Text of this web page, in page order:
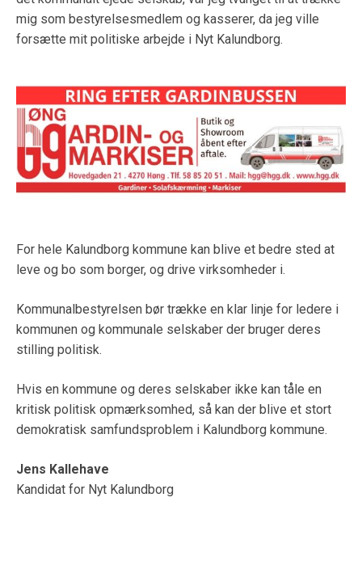
mig som bestyrelsesmedlem og kasserer, da jeg ville
forsætte mit politiske arbejde i Nyt Kalundborg.
For hele Kalundborg kommune kan blive et bedre sted at
leve og bo som borger, og drive virksomheder i.
Kommunalbestyrelsen bør trække en klar linje for ledere i
kommunen og kommunale selskaber der bruger deres
stilling politisk.
Hvis en kommune og deres selskaber ikke kan tåle en
kritisk politisk opmærksomhed, så kan der blive et stort
demokratisk samfundsproblem i Kalundborg kommune.
Jens Kallehave
Kandidat for Nyt Kalundborg